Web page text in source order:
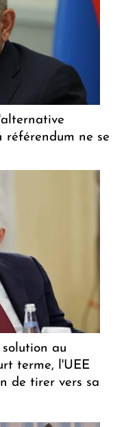
référendum ne se
au
terme, l'UEE
de tirer vers sa